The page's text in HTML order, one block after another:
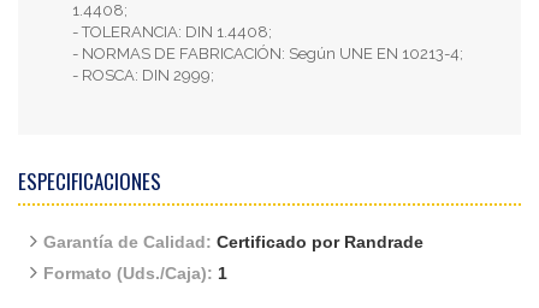
1.4408;
- TOLERANCIA: DIN 1.4408;
- NORMAS DE FABRICACIÓN: Según UNE EN 10213-4;
- ROSCA: DIN 2999;
ESPECIFICACIONES
Garantía de Calidad: Certificado por Randrade
Formato (Uds./Caja): 1